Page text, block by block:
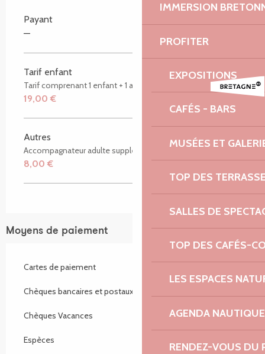
IMMERSION
PROFITER
EXPOSITIONS
CAFÉS - BARS
MUSÉES ET
TOP DES
SALLES DE
TOP DES CAFÉS-
LES ESPACES
AGENDA NAUTIQUE
RENDEZ-VOUS DU
Payant
—
Tarif enfant
Tarif comprenant 1 enfant + 1 adulte
19,00 €
Autres
Accompagnateur adulte supplémentaire
8,00 €
Moyens de paiement
Cartes de paiement
Chèques bancaires et postaux
Chèques Vacances
Espèces